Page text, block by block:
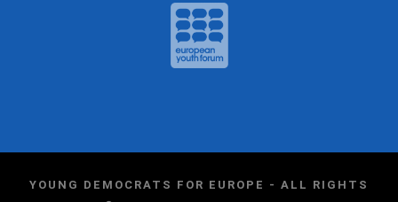
YOUNG DEMOCRATS FOR EUROPE - ALL RIGHTS